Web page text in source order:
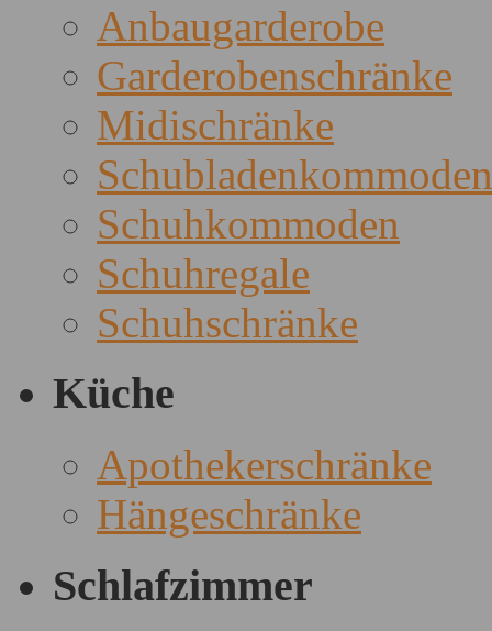
Anbaugarderobe
Garderobenschränke
Midischränke
Schubladenkommoden
Schuhkommoden
Schuhregale
Schuhschränke
Küche
Apothekerschränke
Hängeschränke
Schlafzimmer